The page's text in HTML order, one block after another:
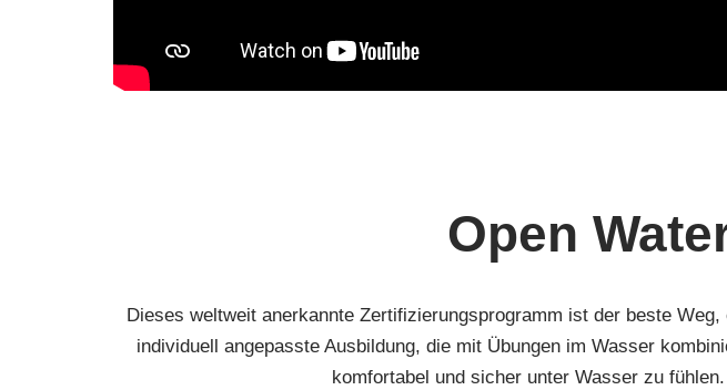
Open
Dieses weltweit anerkannte Zertifizierungsprogramm ist der beste
individuell angepasste Ausbildung, die mit Übungen im Wasser
komfortabel und sicher unter Wasser zu